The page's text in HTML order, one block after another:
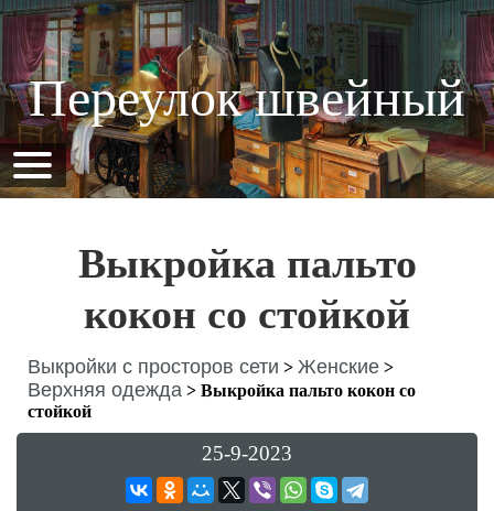
Переулок швейный
Выкройка пальто
кокон со стойкой
Выкройки с просторов сети > Женские >
Верхняя одежда > Выкройка пальто кокон со
стойкой
25-9-2023